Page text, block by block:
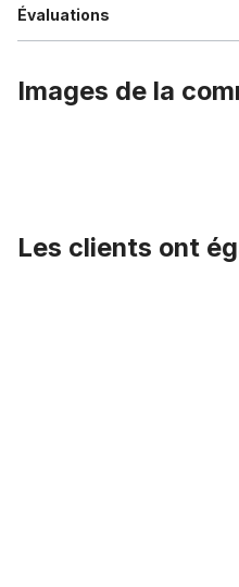
Évaluations
Images de la
Les clients ont